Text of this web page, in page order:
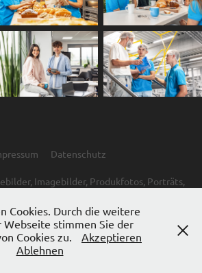
Datenschutz
Imagebilder, Produkfotos, Porträts,
und Drohnenaufnahmen.
Cookies. Durch die weitere
Webseite stimmen Sie der
Cookies zu.
Akzeptieren
Ablehnen